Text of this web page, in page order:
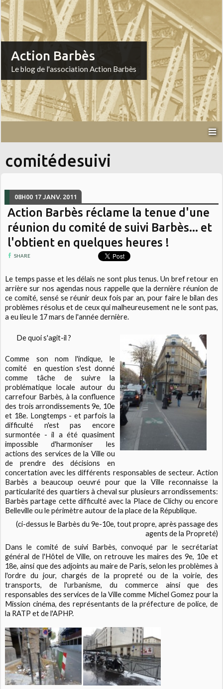
Action Barbès
Le blog de l'association Action Barbès
comitédesuivi
08H00 17 JANV. 2011
Action Barbès réclame la tenue d'une
réunion du comité de suivi Barbès... et
l'obtient en quelques heures !
SHARE
Le temps passe et les délais ne sont plus tenus. Un bref retour en
arrière sur nos agendas nous rappelle que la dernière réunion de
ce comité, sensé se réunir deux fois par an, pour faire le bilan des
problèmes résolus et de ceux qui malheureusement ne le sont pas,
a eu lieu le 17 mars de l'année dernière.
De quoi s'agit-il ?
Comme son nom l'indique, le
comité en question s'est donné
comme tâche de suivre la
problématique locale autour du
carrefour Barbès, à la confluence
des trois arrondissements 9e, 10e
et 18e. Longtemps - et parfois la
difficulté n'est pas encore
surmontée - il a été quasiment
impossible d'harmoniser les
actions des services de la Ville ou
de prendre des décisions en
concertation avec les différents responsables de secteur. Action
Barbès a beaucoup oeuvré pour que la Ville reconnaisse la
particularité des quartiers à cheval sur plusieurs arrondissements:
Barbès partage cette difficulté avec la Place de Clichy ou encore
Belleville ou le périmètre autour de la place de la République.
(ci-dessus le Barbès du 9e-10e, tout propre, après passage des
agents de la Propreté)
Dans le comité de suivi Barbès, convoqué par le secrétariat
général de l'Hôtel de Ville, on retrouve les maires des 9e, 10e et
18e, ainsi que des adjoints au maire de Paris, selon les problèmes à
l'ordre du jour, chargés de la propreté ou de la voirie, des
transports, de l'urbanisme, du commerce ainsi que des
responsables des services de la Ville comme Michel Gomez pour la
Mission cinéma, des représentants de la préfecture de police, de
la RATP et de l'APHP.